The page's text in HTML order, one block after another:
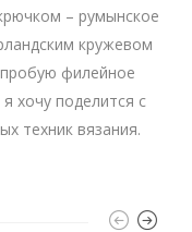
– румынское
кружевом
филейное
хочу поделится с
техник вязания.